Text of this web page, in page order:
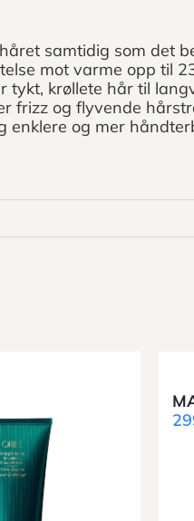
samtidig som det
mot varme opp til
tykt, krøllete hår til
frizz og flyvende
enklere og mer